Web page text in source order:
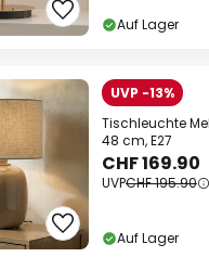
Auf Lager
UVP -13%
Tischleuchte
48 cm, E27
CHF 169.90
UVPCHF 195.90
Auf Lager